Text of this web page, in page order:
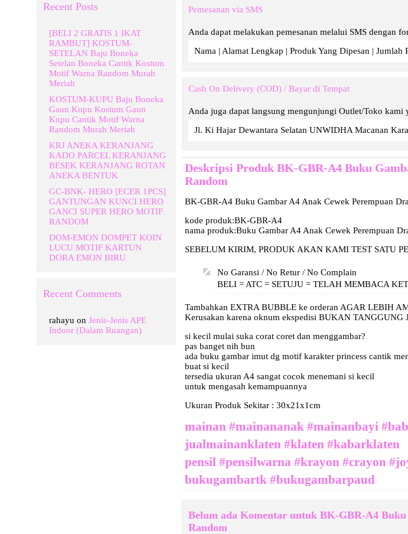
Pemesanan via SMS
Anda dapat melakukan pemesanan melalui SMS dengan
Nama | Alamat Lengkap | Produk Yang Dipesan | Jumlah
Cash On Delivery (COD) / Bayar di Tempat
Anda juga dapat langsung mengunjungi Outlet/Toko kami
Jl. Ki Hajar Dewantara Selatan UNWIDHA Macanan
Deskripsi Produk BK-GBR-A4 Buku
Random
BK-GBR-A4 Buku Gambar A4 Anak Cewek Perempuan
kode produk:BK-GBR-A4
nama produk:Buku Gambar A4 Anak Cewek Perempuan
SEBELUM KIRIM, PRODUK AKAN KAMI TEST SATU
No Garansi / No Retur / No Complain
BELI = ATC = SETUJU = TELAH MEMBACA
Tambahkan EXTRA BUBBLE ke orderan AGAR LEBIH
Kerusakan karena oknum ekspedisi BUKAN TANGGUNG
si kecil mulai suka corat coret dan menggambar?
pas banget nih bun
ada buku gambar imut dg motif karakter princess cantik
buat si kecil
tersedia ukuran A4 sangat cocok menemani si kecil
untuk mengasah kemampuannya
Ukuran Produk Sekitar : 30x21x1cm
mainan #mainananak #mainanbayi
jualmainanklaten #klaten #kabarklaten
pensil #pensilwarna #krayon #crayon
bukugambartk #bukugambarpaud
Belum ada Komentar untuk BK-GBR-A4
Random
Recent Posts
[BELI 2 GRATIS 1 IKAT
RAMBUT] KOSTUM-
SETELAN Baju Boneka
Setelan Boneka Cantik Kostum
Motif Warna Random Murah
Meriah
KOSTUM-KUPU Baju Boneka
Gaun Kupu Kostum Gaun
Kupu Cantik Motif Warna
Random Murah Meriah
KRJ ANEKA KERANJANG
KADO PARCEL KERANJANG
BESEK KERANJANG ROTAN
ANEKA BENTUK
GC-BNK- HERO [ECER 1PCS]
GANTUNGAN KUNCI HERO
GANCI SUPER HERO MOTIF
RANDOM
DOM-EMON DOMPET KOIN
LUCU MOTIF KARTUN
DORA EMON BIRU
Recent Comments
rahayu on Jenis-Jenis APE
Indoor (Dalam Ruangan)